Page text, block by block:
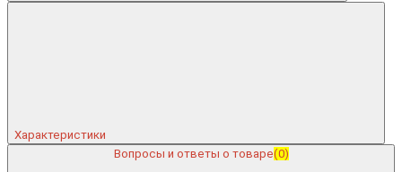
Характеристики
Вопросы и ответы о товаре(0)